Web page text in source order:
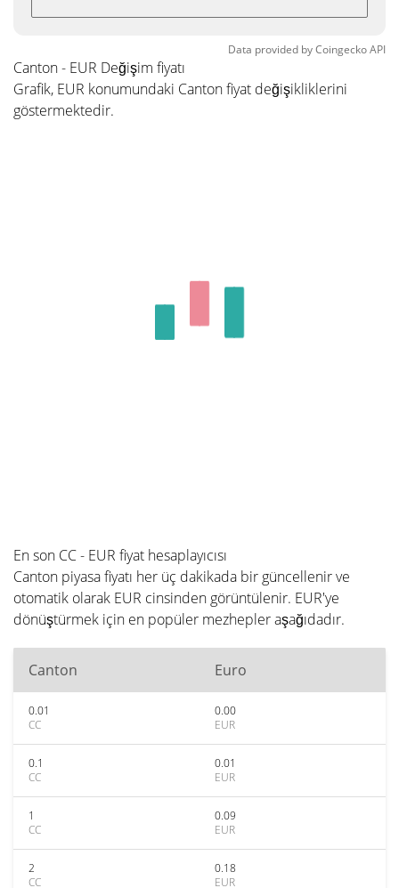
Data provided byCoingeckoAPI
Canton - EUR Değişim fiyatı
Grafik, EUR konumundaki Canton fiyat değişikliklerini
göstermektedir.
En son CC - EUR fiyat hesaplayıcısı
Canton piyasa fiyatı her üç dakikada bir güncellenir ve
otomatik olarak EUR cinsinden görüntülenir. EUR'ye
dönüştürmek için en popüler mezhepler aşağıdadır.
Canton Euro
0.01
CC
0.00
EUR
0.1
CC
0.01
EUR
1
CC
0.09
EUR
2
CC
0.18
EUR